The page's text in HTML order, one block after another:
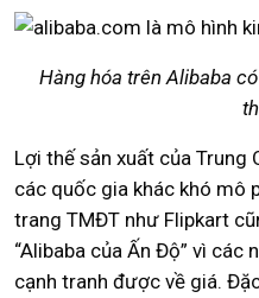
Hàng hóa trên Alibaba
Lợi thế sản xuất của Trung
các quốc gia khác khó mô
trang TMĐT như Flipkart
“Alibaba của Ấn Độ” vì các
cạnh tranh được về giá.